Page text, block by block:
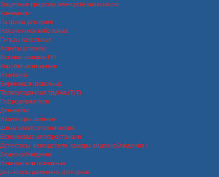
Защитные средства электробезопасности
Клеммники
Патроны для ламп
Наконечники кабельные
Гильзы кабельные
Хомуты (стяжки)
Вставки плавкие ПН
Коробки монтажные
Изолента
Бирки маркировочные
Термоусадочная трубка (ТуТ)
Гофродержатели
Дин-рейки
Изоляторы шинные
Шины электротехнические
Бензиновые электростанции
Детекторы, извещатели, камеры видеонаблюдения
Видеонаблюдение
Извещатели пожарные
Детекторы движения, фотореле